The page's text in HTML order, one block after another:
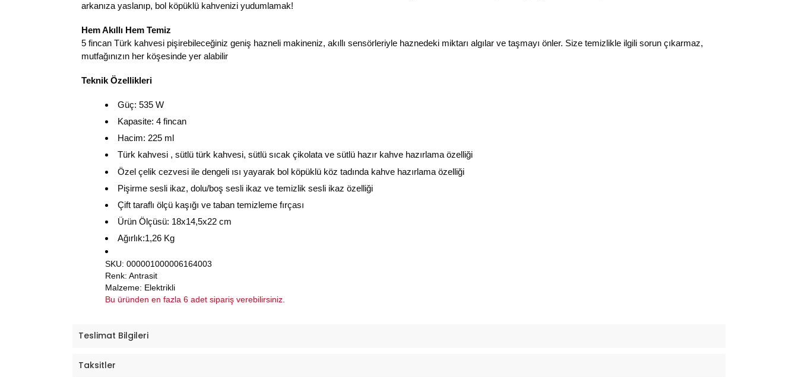
arkanıza yaslanıp, bol köpüklü kahvenizi yudumlamak!
Hem Akıllı Hem Temiz
5 fincan Türk kahvesi pişirebileceğiniz geniş hazneli makineniz, akıllı sensörleriyle haznedeki miktarı algılar ve taşmayı önler. Size temizlikle ilgili sorun çıkarmaz,
mutfağınızın her köşesinde yer alabilir
Teknik Özellikleri
Güç: 535 W
Kapasite: 4 fincan
Hacim: 225 ml
Türk kahvesi , sütlü türk kahvesi, sütlü sıcak çikolata ve sütlü hazır kahve hazırlama özelliği
Özel çelik cezvesi ile dengeli ısı yayarak bol köpüklü köz tadında kahve hazırlama özelliği
Pişirme sesli ikaz, dolu/boş sesli ikaz ve temizlik sesli ikaz özelliği
Çift taraflı ölçü kaşığı ve taban temizleme fırçası
Ürün Ölçüsü: 18x14,5x22 cm
Ağırlık:1,26 Kg
SKU: 000001000006164003
Renk: Antrasit
Malzeme: Elektrikli
Bu üründen en fazla 6 adet sipariş verebilirsiniz.
Teslimat Bilgileri
Taksitler